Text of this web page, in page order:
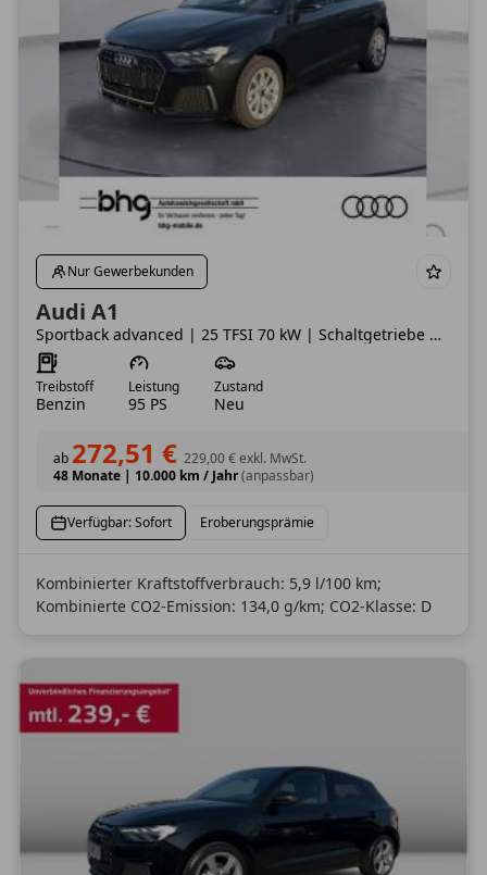
Nur Gewerbekunden
Audi A1
Sportback advanced | 25 TFSI 70 kW | Schaltgetriebe ✅ NUR MIT EROBERUNG | 🚀 sofort verfügbar | ⚫ Myt
Treibstoff
Benzin
Leistung
95 PS
Zustand
Neu
ab 272,51 € 229,00 €exkl. MwSt.
48 Monate | 10.000 km / Jahr(anpassbar)
Verfügbar: Sofort Eroberungsprämie
Kombinierter Kraftstoffverbrauch: 5,9 l/100 km;
Kombinierte CO2-Emission: 134,0 g/km; CO2-Klasse: D